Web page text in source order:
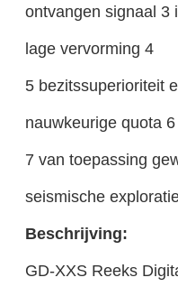
ontvangen signaal 3
lage vervorming 4
5 bezitssuperioriteit
nauwkeurige quota 6
7 van toepassing
seismische
Beschrijving:
GD-XXS Reeks